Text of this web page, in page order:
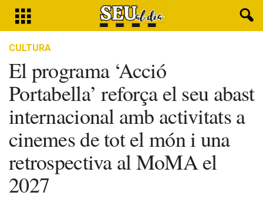
CULTURA
El programa ‘Acció
Portabella’ reforça el seu abast
internacional amb activitats a
cinemes de tot el món i una
retrospectiva al MoMA el
2027